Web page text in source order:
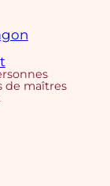
de maîtres